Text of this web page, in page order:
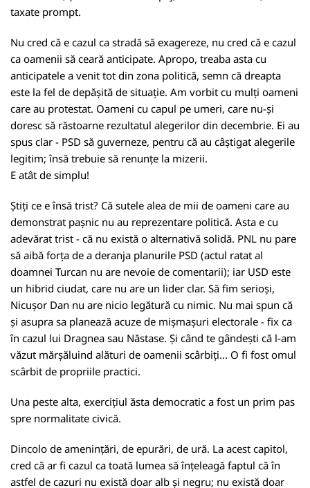
taxate prompt.
Nu cred că e cazul ca stradă să exagereze, nu cred că e cazul
ca oamenii să ceară anticipate. Apropo, treaba asta cu
anticipatele a venit tot din zona politică, semn că dreapta
este la fel de depășită de situație. Am vorbit cu mulți oameni
care au protestat. Oameni cu capul pe umeri, care nu-și
doresc să răstoarne rezultatul alegerilor din decembrie. Ei au
spus clar - PSD să guverneze, pentru că au câștigat alegerile
legitim; însă trebuie să renunțe la mizerii.
E atât de simplu!
Știți ce e însă trist? Că sutele alea de mii de oameni care au
demonstrat pașnic nu au reprezentare politică. Asta e cu
adevărat trist - că nu există o alternativă solidă. PNL nu pare
să aibă forța de a deranja planurile PSD (actul ratat al
doamnei Turcan nu are nevoie de comentarii); iar USD este
un hibrid ciudat, care nu are un lider clar. Să fim serioși,
Nicușor Dan nu are nicio legătură cu nimic. Nu mai spun că
și asupra sa planează acuze de mișmașuri electorale - fix ca
în cazul lui Dragnea sau Năstase. Și când te gândești că l-am
văzut mărșăluind alături de oamenii scârbiți... O fi fost omul
scârbit de propriile practici.
Una peste alta, exercițiul ăsta democratic a fost un prim pas
spre normalitate civică.
Dincolo de amenințări, de epurări, de ură. La acest capitol,
cred că ar fi cazul ca toată lumea să înțeleagă faptul că în
astfel de cazuri nu există doar alb și negru; nu există doar